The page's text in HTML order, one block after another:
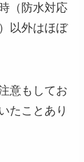
（防水対応
以外はほぼ
意もしてお
たことあり